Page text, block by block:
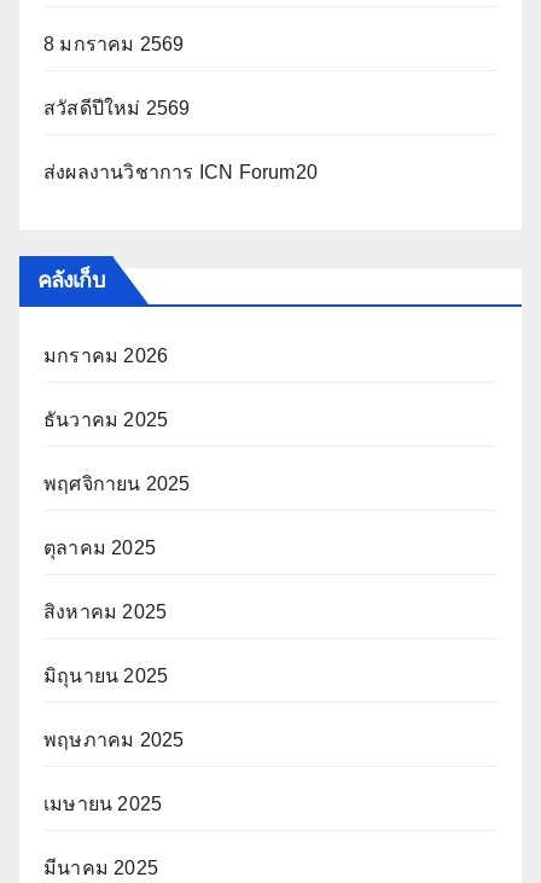
8 มกราคม 2569
สวัสดีปีใหม่ 2569
ส่งผลงานวิชาการ ICN Forum20
คลังเก็บ
มกราคม 2026
ธันวาคม 2025
พฤศจิกายน 2025
ตุลาคม 2025
สิงหาคม 2025
มิถุนายน 2025
พฤษภาคม 2025
เมษายน 2025
มีนาคม 2025